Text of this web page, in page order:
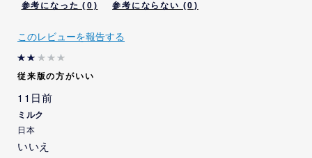
り、当社から、インセンティ
て、当社から、特定の内容を
記載するよう指示または依頼
本レビューの投稿内容につい
て、当社から、特定の内容を
記載するよう明示的な指示ま
んが、そのような示唆を受け
0 0
このレビューを報告する
従来版の方がいい
11日前
ミルク
日本
いいえ